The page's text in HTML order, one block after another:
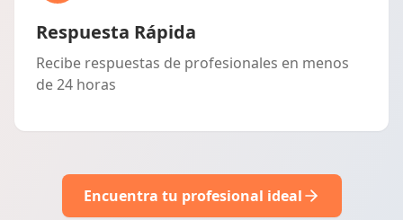
Respuesta Rápida
Recibe respuestas de profesionales en menos
de 24 horas
Encuentra tu profesional ideal